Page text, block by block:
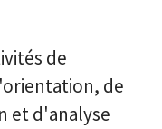
de
de
et d'analyse